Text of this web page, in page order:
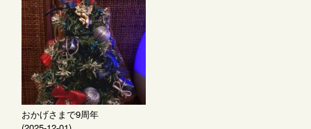
おかげさまで9周年